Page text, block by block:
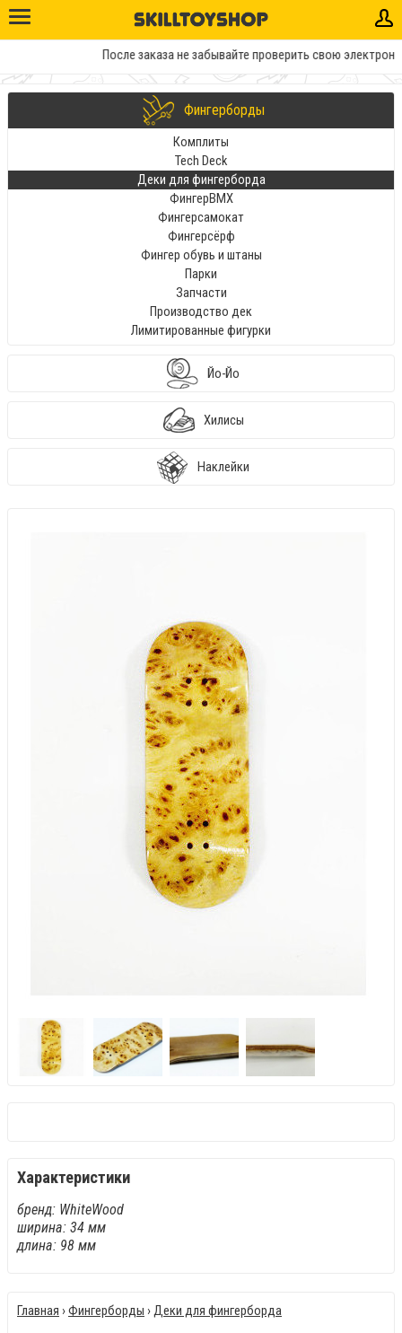
После заказа не забывайте проверить свою
Фингерборды
Комплиты
Tech Deck
Деки для фингерборда
ФингерBMX
Фингерсамокат
Фингерсёрф
Фингер обувь и штаны
Парки
Запчасти
Производство дек
Лимитированные фигурки
Йо-Йо
Хилисы
Наклейки
Характеристики
бренд: WhiteWood
ширина: 34 мм
длина: 98 мм
Главная ›Фингерборды ›Деки для фингерборда